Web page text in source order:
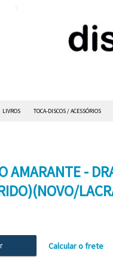
LIVROS TOCA-DISCOS / ACESSÓRIOS
AMARANTE -
Calcular o frete